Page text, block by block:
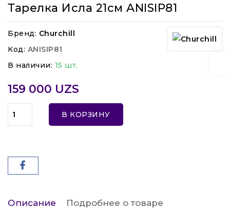
Тарелка Исла 21см ANISIP81
Бренд: Churchill
Код: ANISIP81
В наличии: 15 шт.
159 000 UZS
В КОРЗИНУ
Описание Подробнее о товаре